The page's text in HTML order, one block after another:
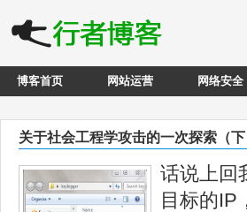
博客首页 网站运营 网络安全
关于社会工程学攻击的一次探索（下
话说上回
目标的IP